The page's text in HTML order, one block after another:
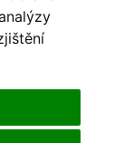
So
14
15